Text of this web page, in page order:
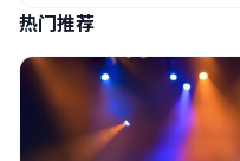
热门推荐